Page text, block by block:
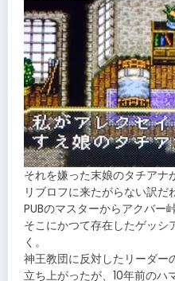
それを嫌った末娘のタチアナ
リブロフに来たがらない訳だ
PUBのマスターからアクバー
そこにかつて存在したゲッシ
く。
神王教団に反対したリーダー
立ち上がったが、10年前のハ